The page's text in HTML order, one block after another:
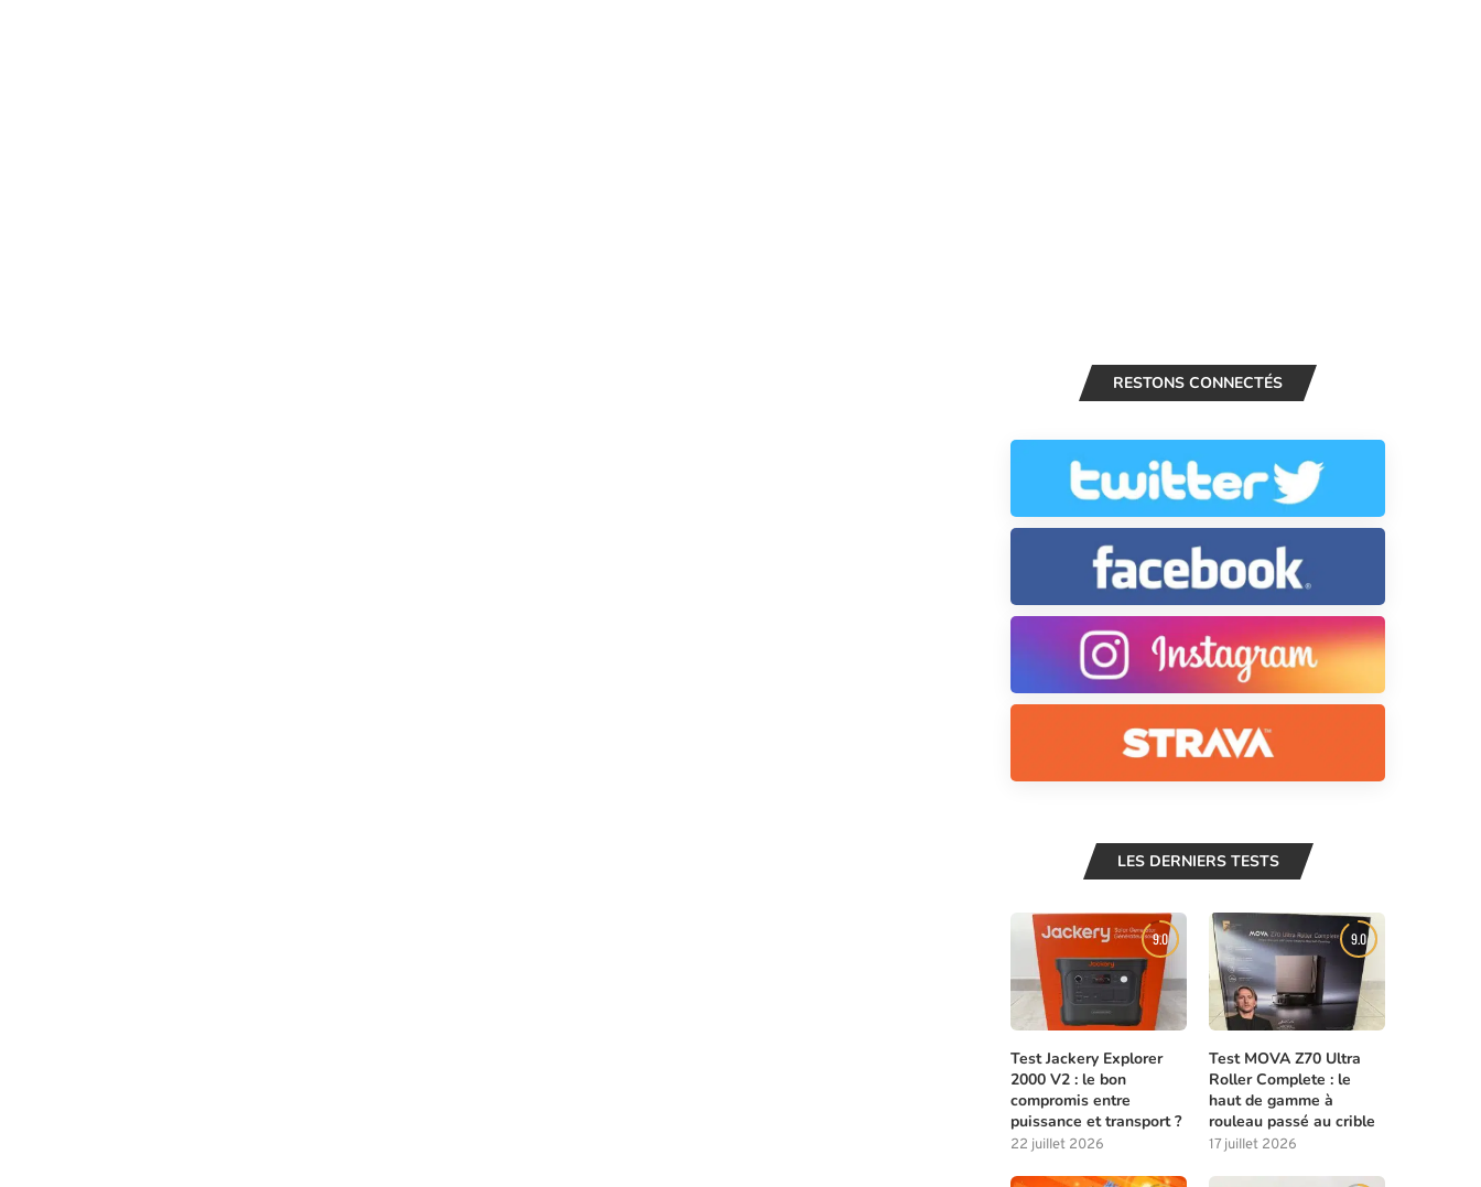
RESTONS CONNECTÉS
LES DERNIERS TESTS
9.0
Test Jackery Explorer
2000 V2 : le bon
compromis entre
puissance et transport ?
22 juillet 2026
9.0
Test MOVA Z70 Ultra
Roller Complete : le
haut de gamme à
rouleau passé au crible
17 juillet 2026